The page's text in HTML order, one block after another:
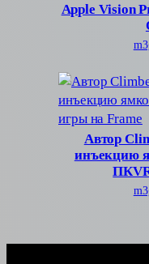
Apple Vision
Автор
инъекцию